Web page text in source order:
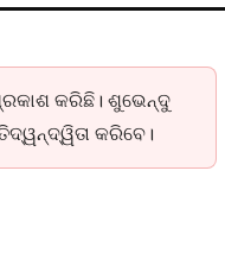
କରିଛି। ଶୁଭେନ୍ଦୁ
କରିବେ।